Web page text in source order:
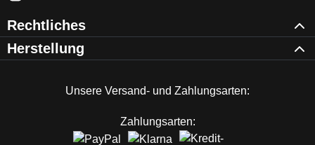
Rechtliches
Herstellung
Unsere Versand- und Zahlungsarten:
Zahlungsarten: